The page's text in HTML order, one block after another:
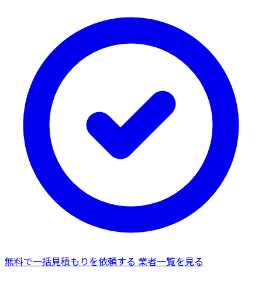
無料で一括見積もりを依頼する 業者一覧を見る